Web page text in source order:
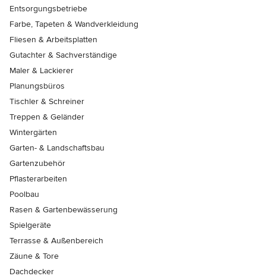
Entsorgungsbetriebe
Farbe, Tapeten & Wandverkleidung
Fliesen & Arbeitsplatten
Gutachter & Sachverständige
Maler & Lackierer
Planungsbüros
Tischler & Schreiner
Treppen & Geländer
Wintergärten
Garten- & Landschaftsbau
Gartenzubehör
Pflasterarbeiten
Poolbau
Rasen & Gartenbewässerung
Spielgeräte
Terrasse & Außenbereich
Zäune & Tore
Dachdecker